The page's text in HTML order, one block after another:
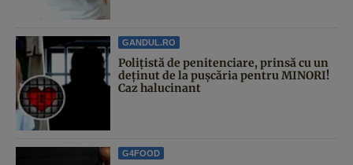
GANDUL.RO
Polițistă de penitenciare, prinsă cu un
deținut de la pușcăria pentru MINORI!
Caz halucinant
G4FOOD